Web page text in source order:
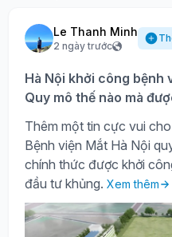
Le Thanh Minh
2 ngày trước
Hà Nội khởi công bệnh
Quy mô thế nào mà
Thêm một tin cực vui
Bệnh viện Mắt Hà Nội
chính thức được khởi
đầu tư khủng. Xem thêm